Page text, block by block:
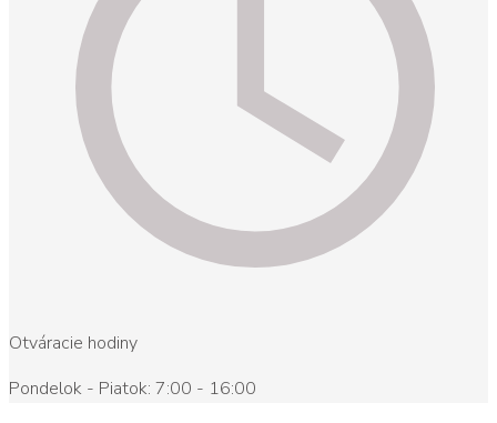
Otváracie hodiny
Pondelok - Piatok: 7:00 - 16:00